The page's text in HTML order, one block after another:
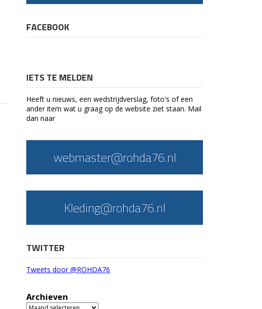
FACEBOOK
IETS TE MELDEN
Heeft u nieuws, een wedstrijdverslag, foto's of een
ander item wat u graag op de website ziet staan. Mail
dan naar
webmaster@rohda76.nl
Kleding@rohda76.nl
TWITTER
Tweets door @ROHDA76
Archieven
Archieven